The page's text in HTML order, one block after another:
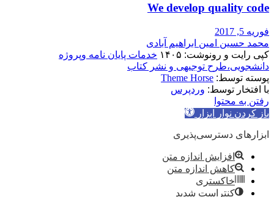
We develop quality code
فوریه 5, 2017
محمد حسین امین ابراهیم آبادی
کپی رایت و رونوشت: ۱۴۰۵
خدمات پایان نامه وپروژه
دانشجویی،طرح توجیهی و نشر کتاب
پوسته توسط: Theme Horse
با افتخار توسط: وردپرس
رفتن به محتوا
باز کردن نوار ابزار
ابزارهای دسترسی‌پذیری
افزایش اندازه متن
کاهش اندازه متن
خاکستری
کنتراست شدید